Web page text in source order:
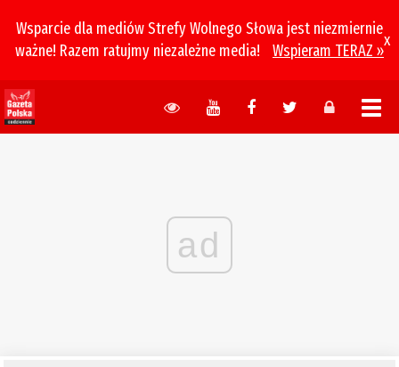
Wsparcie dla mediów Strefy Wolnego Słowa jest niezmiernie
ważne! Razem ratujmy niezależne media!
Wspieram TERAZ »
x
ad